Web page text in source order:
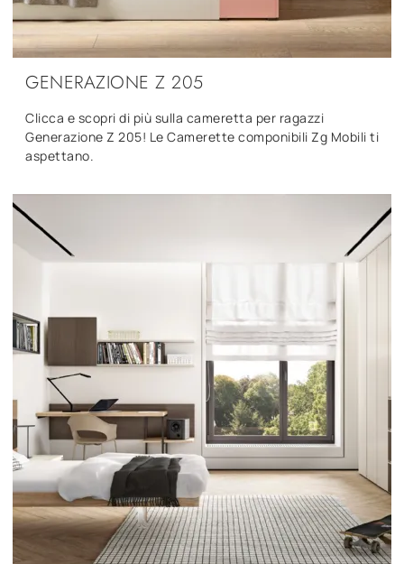
GENERAZIONE Z 205
Clicca e scopri di più sulla cameretta per ragazzi
Generazione Z 205! Le Camerette componibili Zg Mobili ti
aspettano.